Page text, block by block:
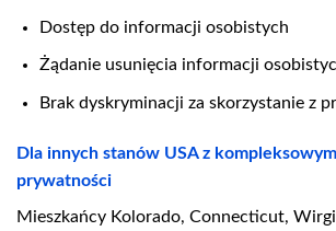
Dostęp do informacji osobistych
Żądanie usunięcia informacji
Brak dyskryminacji za skorzystanie z
Dla innych stanów USA z
prywatności
Mieszkańcy Kolorado, Connecticut,